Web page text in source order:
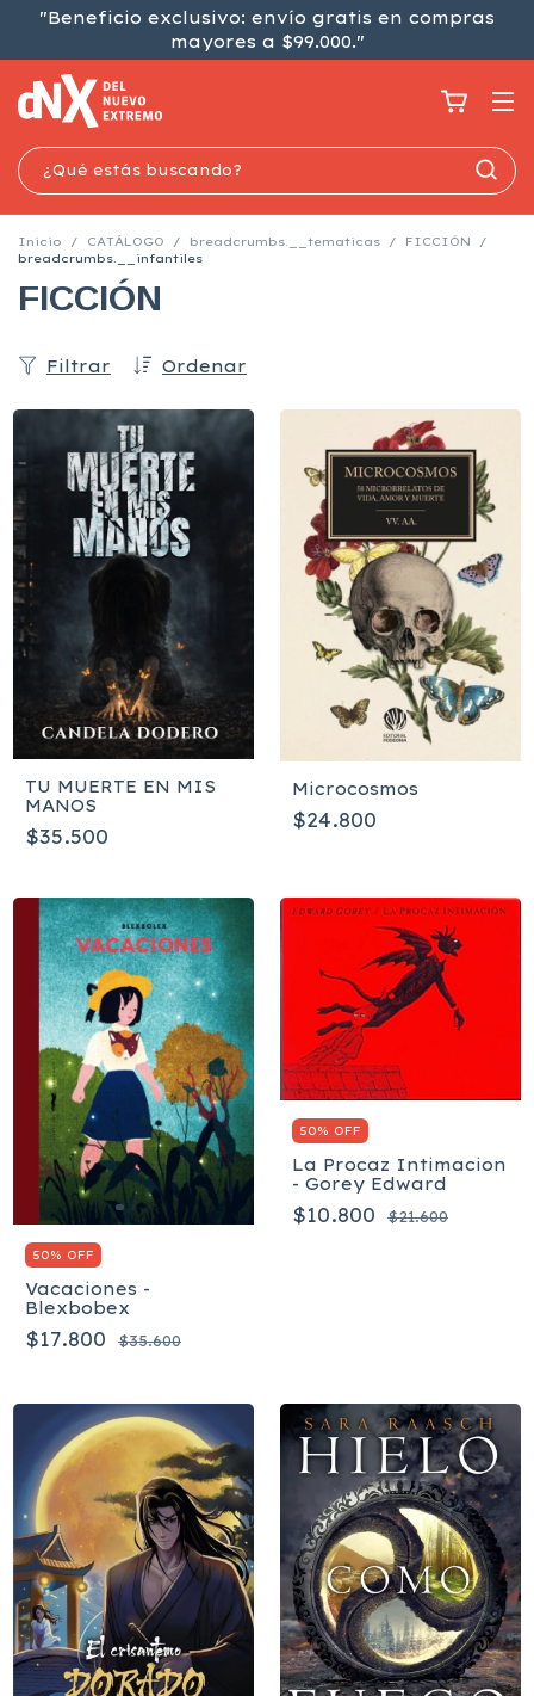
"Beneficio exclusivo: envío gratis en compras
mayores a $99.000."
Inicio / CATÁLOGO / breadcrumbs.__tematicas / FICCIÓN
/
breadcrumbs.__infantiles
FICCIÓN
Ordenar
Filtrar
TU MUERTE EN MIS
MANOS
$35.500
Microcosmos
$24.800
50% OFF
Vacaciones -
Blexbobex
$17.800 $35.600
50% OFF
La Procaz Intimacion
- Gorey Edward
$10.800 $21.600